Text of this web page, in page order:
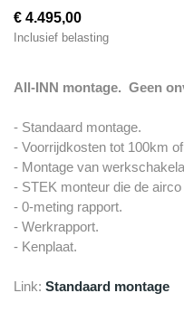
€ 4.495,00
Inclusief belasting
All-INN montage. Geen
- Standaard montage.
- Voorrijdkosten tot 100km
- Montage van
- STEK monteur die de
- 0-meting rapport.
- Werkrapport.
- Kenplaat.
Link: Standaard montage